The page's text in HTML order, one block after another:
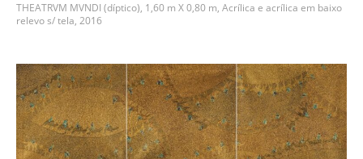
THEATRVM MVNDI (díptico), 1,60 m X 0,80 m, Acrílica e acrílica em baixo
relevo s/ tela, 2016